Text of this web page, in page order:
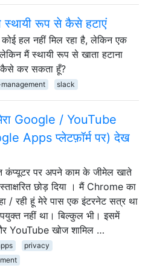
रूप से कैसे हटाएं
हल नहीं मिल रहा है, लेकिन एक
मैं स्थायी रूप से खाता हटाना
कैसे कर सकता हूँ?
slack
मेरा Google / YouTube
Apps प्लेटफ़ॉर्म पर) देख
कंप्यूटर पर अपने काम के जीमेल खाते
छोड़ दिया । मैं Chrome का
/ रही हूं मेरे पास एक इंटरनेट सत्र था
नहीं था। बिल्कुल भी। इसमें
YouTube खोज शामिल …
privacy